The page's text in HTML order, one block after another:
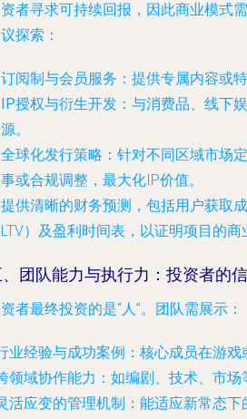
者寻求可持续回报，因此商业模式
探索：
订阅制与会员服务 ：提供专属内容或
IP授权与衍生开发 ：与消费品、线下
。
全球化发行策略 ：针对不同区域市场
或合规调整，最大化IP价值。
供清晰的财务预测，包括用户获取
）及盈利时间表，以证明项目的商
团队能力与执行力：投资者的
者最终投资的是“人”。团队需展示：
业经验与成功案例 ：核心成员在游戏
领域协作能力 ：如编剧、技术、市场
活应变的管理机制 ：能适应新常态